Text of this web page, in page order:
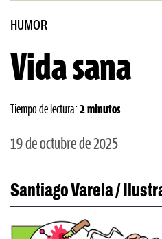
HUMOR
Vida sana
Tiempo de lectura: 2 minutos
19 de octubre de 2025
Santiago Varela /